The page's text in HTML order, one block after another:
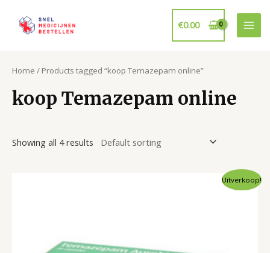
€0.00
Home / Products tagged “koop Temazepam online”
koop Temazepam online
Showing all 4 results
Uitverkoop!